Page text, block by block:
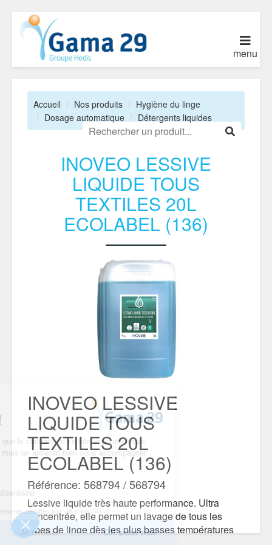
!
sûrs que le contenu de ce site vous intéresse
mais on aimerait bien vous accompagner
de confidentialité
Consentements certifiés par
Je choisis OK pour moi
menu
Accueil Nos produits
Hygiène du linge
Dosage automatique
Détergents liquides
INOVEO LESSIVE
LIQUIDE TOUS
TEXTILES 20L
ECOLABEL (136)
INOVEO LESSIVE
LIQUIDE TOUS
TEXTILES 20L
ECOLABEL (136)
Référence: 568794 / 568794
Lessive liquide très haute performance. Ultra
concentrée, elle permet un lavage de tous les
types de linge dès les plus basses températures